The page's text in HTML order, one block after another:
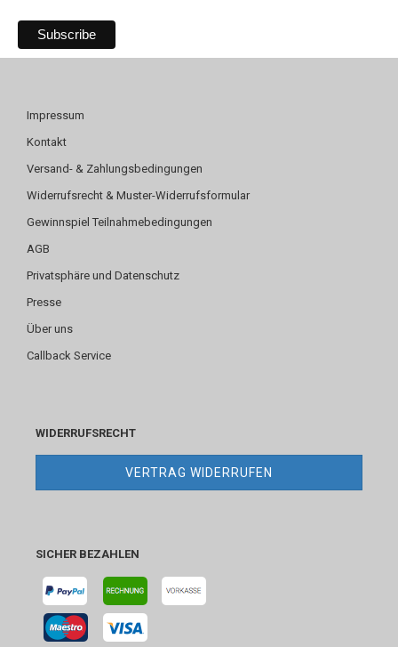
Impressum
Kontakt
Versand- & Zahlungsbedingungen
Widerrufsrecht & Muster-Widerrufsformular
Gewinnspiel Teilnahmebedingungen
AGB
Privatsphäre und Datenschutz
Presse
Über uns
Callback Service
WIDERRUFSRECHT
VERTRAG WIDERRUFEN
SICHER BEZAHLEN